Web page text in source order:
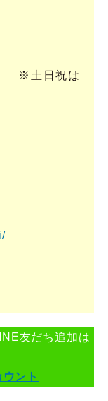
※土日祝は
友だち追加は
ント